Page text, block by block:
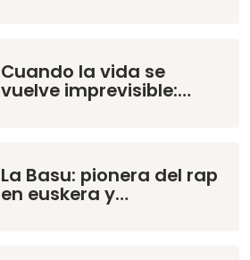
Cuando la vida se
vuelve imprevisible:…
La Basu: pionera del rap
en euskera y…